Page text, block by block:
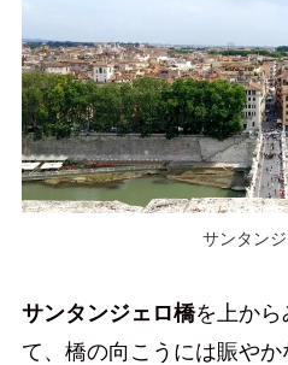
サンタン
サンタンジェロ橋を上から
て、橋の向こうには賑やか